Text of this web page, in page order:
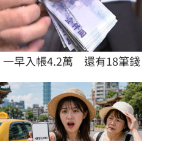
早入帳4.2萬　還有18筆錢